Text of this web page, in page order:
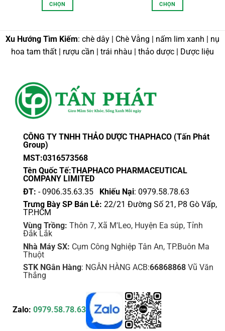
CHỌN
này
có
nhiều
chọn
thể
chọn
trang
phẩm
CHỌN
này
nhiều
thể
được
trang
phẩm
Xu Hướng Tìm Kiếm: chè dây | Chè Vằng | nấm lim xanh | nụ
hoa tam thất | rượu cần | trái nhàu | thảo dược | Dược liệu
CÔNG TY TNHH THẢO DƯỢC THAPHACO (Tấn Phát
Group)
MST:0316573568
Tên Quốc Tế:THAPHACO PHARMACEUTICAL
COMPANY LIMITED
ĐT: - 0906.35.63.35 Khiếu Nại: 0979.58.78.63
Trưng Bày SP Bán Lẻ: 22/21 Đường Số 21, P8 Gò Vấp,
TP.HCM
Vùng Trồng: Thôn 7, Xã M'Leo, Huyện Ea súp, Tỉnh
Đắk Lắk
Nhà Máy SX: Cụm Công Nghiệp Tân An, TP.Buôn Ma
Thuột
STK NGân Hàng: NGÂN HÀNG ACB:66868868Vũ Văn
Thắng
Zalo: 0979.58.78.63